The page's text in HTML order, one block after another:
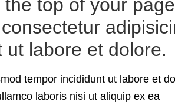
top of your
labore et dolore.
tempor incididunt ut labore et
laboris nisi ut aliquip ex ea